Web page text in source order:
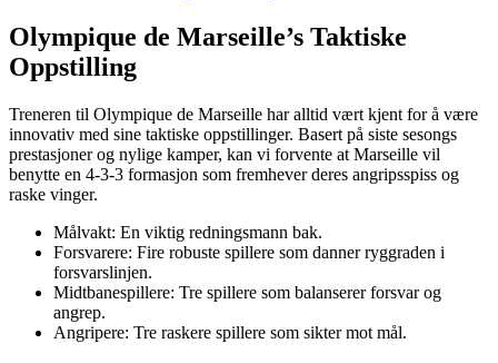
Olympique de Marseille’s Taktiske
Oppstilling
Treneren til Olympique de Marseille har alltid vært kjent for å være
innovativ med sine taktiske oppstillinger. Basert på siste sesongs
prestasjoner og nylige kamper, kan vi forvente at Marseille vil
benytte en 4-3-3 formasjon som fremhever deres angripsspiss og
raske vinger.
Målvakt: En viktig redningsmann bak.
Forsvarere: Fire robuste spillere som danner ryggraden i
forsvarslinjen.
Midtbanespillere: Tre spillere som balanserer forsvar og
angrep.
Angripere: Tre raskere spillere som sikter mot mål.